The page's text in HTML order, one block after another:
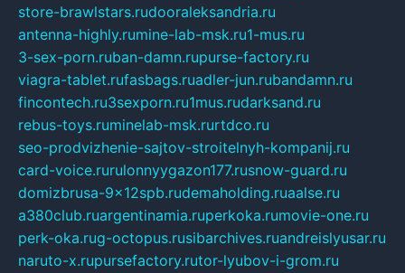
store-brawlstars.rudooraleksandria.ru
antenna-highly.rumine-lab-msk.ru1-mus.ru
3-sex-porn.ruban-damn.rupurse-factory.ru
viagra-tablet.rufasbags.ruadler-jun.rubandamn.ru
fincontech.ru3sexporn.ru1mus.rudarksand.ru
rebus-toys.ruminelab-msk.rurtdco.ru
seo-prodvizhenie-sajtov-stroitelnyh-kompanij.ru
card-voice.rurulonnyygazon177.rusnow-guard.ru
domizbrusa-9x12spb.rudemaholding.ruaalse.ru
a380club.ruargentinamia.ruperkoka.rumovie-one.ru
perk-oka.rug-octopus.rusibarchives.ruandreislyusar.ru
naruto-x.rupursefactory.rutor-lyubov-i-grom.ru